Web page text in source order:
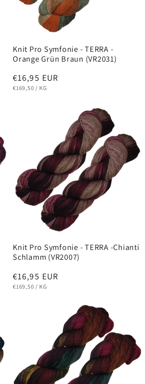
Knit Pro Symfonie - TERRA -
Orange Grün Braun (VR2031)
Normaler
Preis
€16,95 EUR
GRUNDPREIS
€169,50 / PRO
KG
Knit Pro Symfonie - TERRA -Chianti
Schlamm (VR2007)
Normaler
Preis
€16,95 EUR
GRUNDPREIS
€169,50 / PRO
KG